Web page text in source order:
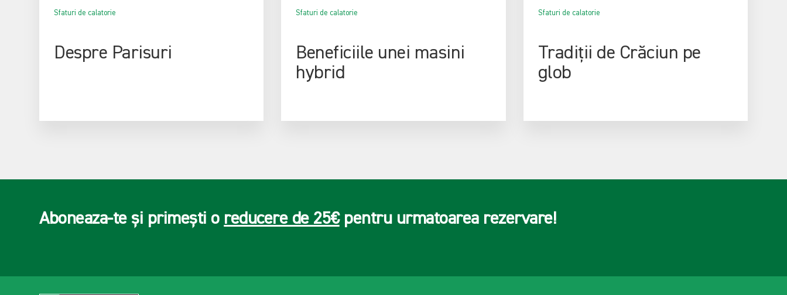
Sfaturi de calatorie
Despre Parisuri
Sfaturi de calatorie
Beneficiile unei masini
hybrid
Sfaturi de calatorie
Tradiții de Crăciun pe
glob
Aboneaza-te și primești o reducere de 25€pentru urmatoarea rezervare!